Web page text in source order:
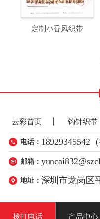
定制小香风织带
云彩首页 钩针织带
电话： 18929345542
邮箱：
地址：深圳市龙岗区
拨打电话 产品中心